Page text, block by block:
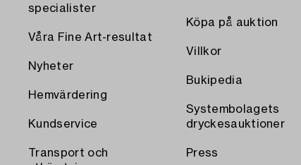
specialister
Våra Fine Art-resultat
Nyheter
Hemvärdering
Kundservice
Transport och
Köpa på auktion
Villkor
Bukipedia
Systembolagets
dryckesauktioner
Press